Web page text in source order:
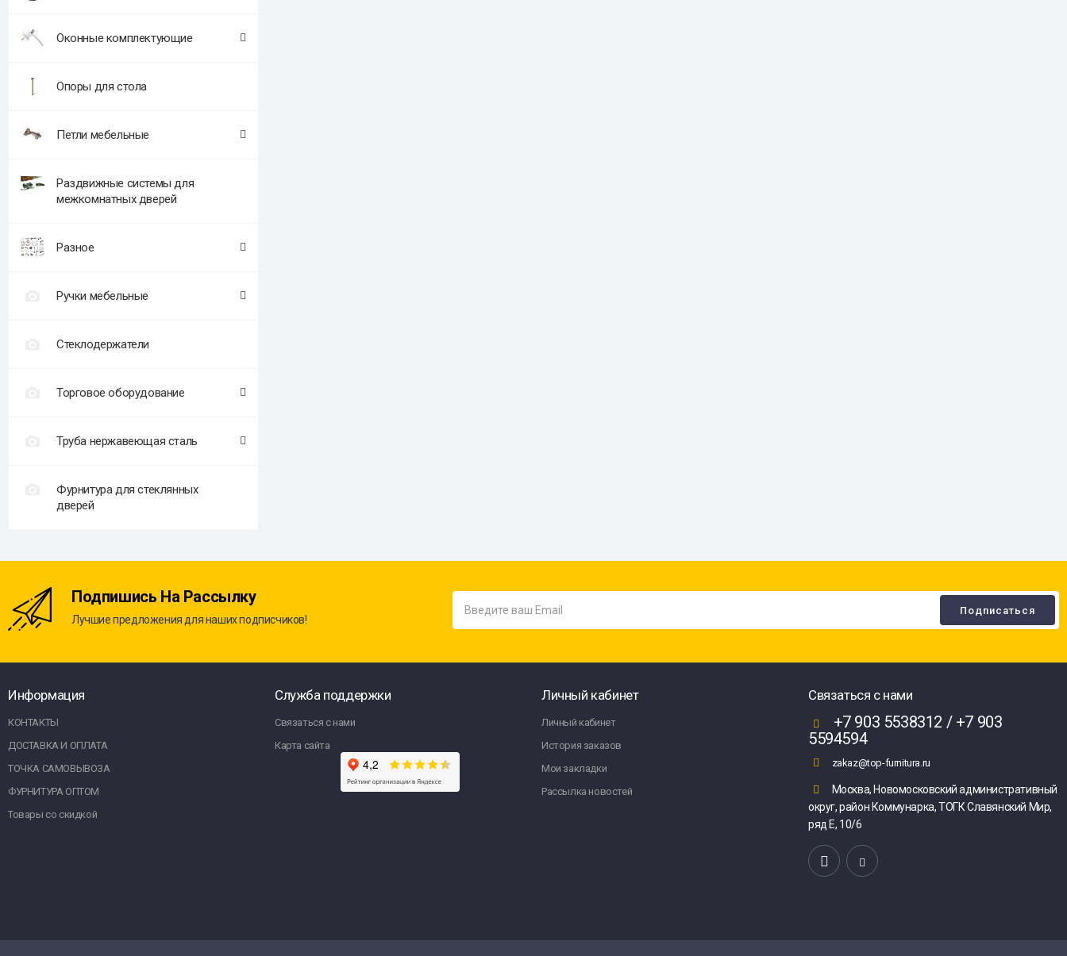
Оконные комплектующие
Опоры для стола
Петли мебельные
Раздвижные системы для
межкомнатных дверей
Разное
Ручки мебельные
Стеклодержатели
Торговое оборудование
Труба нержавеющая сталь
Фурнитура для стеклянных
дверей
Подпишись На Рассылку
Лучшие предложения для наших подписчиков!
Информация
КОНТАКТЫ
ДОСТАВКА И ОПЛАТА
ТОЧКА САМОВЫВОЗА
ФУРНИТУРА ОПТОМ
Товары со скидкой
Служба поддержки
Связаться с нами
Карта сайта
Личный кабинет
Личный кабинет
История заказов
Мои закладки
Рассылка новостей
Связаться с нами
+7 903 5538312 / +7 903
5594594
zakaz@top-furnitura.ru
Москва, Новомосковский административный
округ, район Коммунарка, ТОГК Славянский Мир,
ряд Е, 10/6